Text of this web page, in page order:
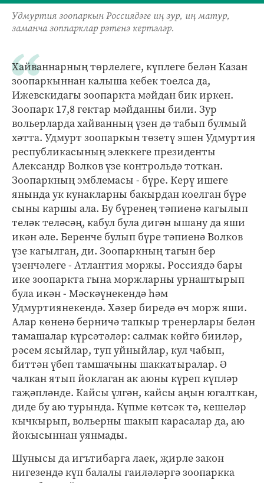
Удмуртия зоопаркын Россиядәге иң зур, иң матур,
заманча зоппарклар рәтенә кертәләр.
Хайваннарның төрлелеге, күплеге белән Казан
зоопаркыннан калыша кебек тоелса да,
Ижевскидагы зоопаркта мәйдан бик иркен.
Зоопарк 17,8 гектар мәйданны били. Зур
вольерларда хайванның үзен дә табып булмый
хәтта. Удмурт зоопаркын төзетү эшен Удмуртия
республикасының элеккеге президенты
Александр Волков үзе контрольдә тоткан.
Зоопаркның эмблемасы - бүре. Керү ишеге
янында ук кунакларны бакырдан коелган бүре
сыны каршы ала. Бу бүренең тәпиенә кагылып
теләк теләсәң, кабул була дигән ышану да яши
икән әле. Беренче булып бүре тәпиенә Волков
үзе кагылган, ди. Зоопаркның тагын бер
үзенчәлеге - Атлантия моржы. Россиядә бары
ике зоопаркта гына моржларны урнаштырып
була икән - Мәскәүнекендә һәм
Удмуртиянекендә. Хәзер биредә өч морж яши.
Алар көненә берничә тапкыр тренерлары белән
тамашалар күрсәтәләр: салмак көйгә бииләр,
рәсем ясыйлар, туп уйныйлар, кул чабып,
биттән үбеп тамшачыны шаккатыралар. Ә
чалкан ятып йоклаган ак аюны күреп күпләр
гаҗәпләнде. Кайсы үлгән, кайсы аңын югалткан,
диде бу аю турында. Күпме көтсәк тә, кешеләр
кычкырып, вольерны шакып карасалар да, аю
йокысыннан уянмады.
Шунысы да игътибарга лаек, җирле закон
нигезендә күп балалы гаиләләргә зоопаркка